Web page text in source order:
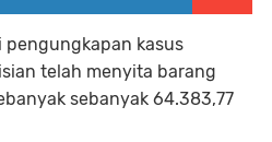
kasus
telah menyita barang
sebanyak 64.383,77